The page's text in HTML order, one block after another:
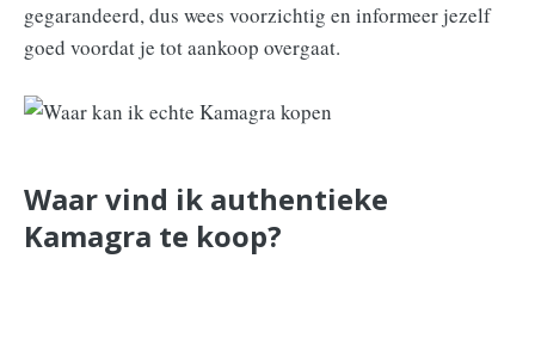
gegarandeerd, dus wees voorzichtig en informeer jezelf
goed voordat je tot aankoop overgaat.
Waar vind ik authentieke
Kamagra te koop?